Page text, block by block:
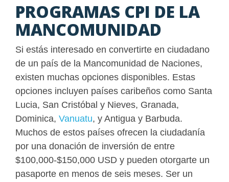
PROGRAMAS CPI DE LA
MANCOMUNIDAD
Si estás interesado en convertirte en ciudadano
de un país de la Mancomunidad de Naciones,
existen muchas opciones disponibles. Estas
opciones incluyen países caribeños como Santa
Lucia, San Cristóbal y Nieves, Granada,
Dominica, Vanuatu, y Antigua y Barbuda.
Muchos de estos países ofrecen la ciudadanía
por una donación de inversión de entre
$100,000-$150,000 USD y pueden otorgarte un
pasaporte en menos de seis meses. Ser un